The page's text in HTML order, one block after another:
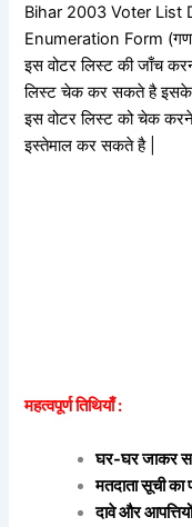
Bihar 2003 Voter List
Enumeration Form
इस वोटर लिस्ट की जाँच
लिस्ट चेक कर सकते है इसके
इस वोटर लिस्ट को चेक
इस्तेमाल कर सकते है |
महत्वपूर्ण तिथियाँ :
घर-घर जाकर
मतदाता सूची
दावे और